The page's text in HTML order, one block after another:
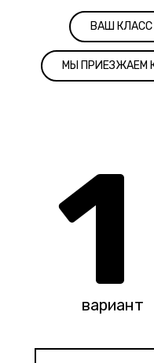
ВАШ
МЫ ПРИЕЗЖАЕМ
1
вариант